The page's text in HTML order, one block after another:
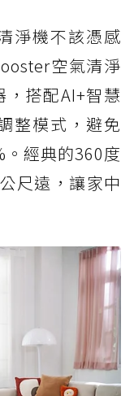
淨機不該憑感
空氣清淨
搭配AI+智慧
整模式，避免
經典的360度
尺遠，讓家中